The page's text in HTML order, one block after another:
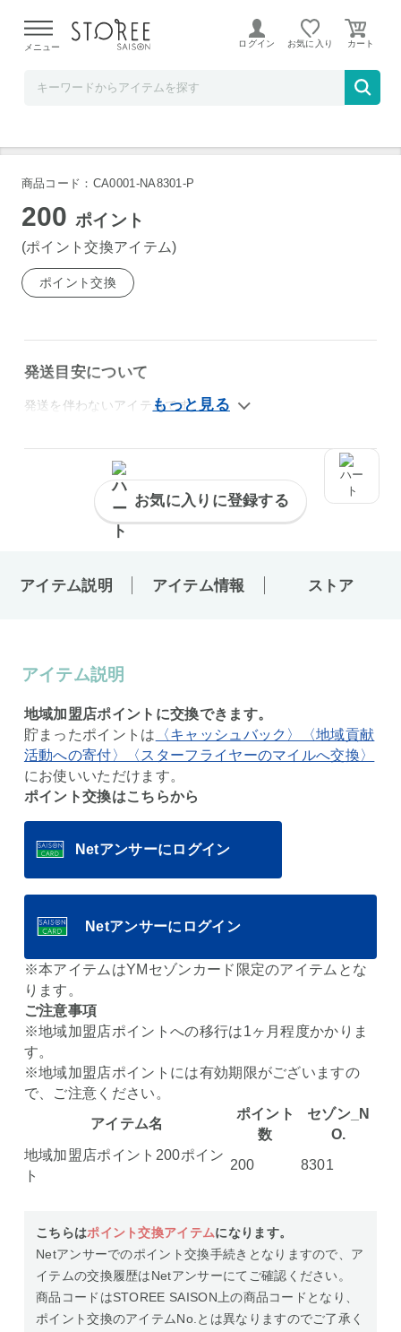
よる配送遅延が発生しております。
メニュー ログイン お気に入り
地域加盟店ポイント200ポイント
商品コード：CA0001-NA8301-P
200ポイント
(ポイント交換アイテム)
ポイント交換
発送目安について
発送を伴わないアイテムです。
お気に入りに登録する
アイテム説明 アイテム情報 ストア
アイテム説明
地域加盟店ポイントに交換できます。
貯まったポイントは 〈キャッシュバック〉〈地域貢献
活動への寄付〉〈スターフライヤーのマイルへ交換〉
にお使いいただけます。
ポイント交換はこちらから
Netアンサーにログイン
Netアンサーにログイン
※本アイテムはYMセゾンカード限定のアイテムとな
ります。
ご注意事項
※地域加盟店ポイントへの移行は1ヶ月程度かかりま
す。
※地域加盟店ポイントには有効期限がございますの
で、ご注意ください。
アイテム名
ポイント
数
セゾン_N
O.
地域加盟店ポイント200ポイン
ト
200 8301
こちらはポイント交換アイテムになります。
Netアンサーでのポイント交換手続きとなりますので、ア
イテムの交換履歴はNetアンサーにてご確認ください。
商品コードはSTOREE SAISON上の商品コードとなり、
ポイント交換のアイテムNo.とは異なりますのでご了承く